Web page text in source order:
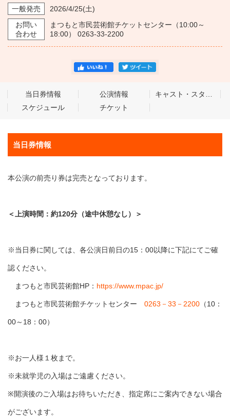
一般発売 2026/4/25(土)
お問い
合わせ
まつもと市民芸術館チケットセンター（10:00～
18:00） 0263-33-2200
当日券情報 公演情報
キャスト・スタッフ
スケジュール
チケット
当日券情報
本公演の前売り券は完売となっております。
＜上演時間：約120分（途中休憩なし）＞
※当日券に関しては、各公演日前日の15：00以降に下記にてご確
認ください。
まつもと市民芸術館HP： https://www.mpac.jp/
まつもと市民芸術館チケットセンター 0263－33－2200 （10：
00～18：00）
※お一人様１枚まで。
※未就学児の入場はご遠慮ください。
※開演後のご入場はお待ちいただき、指定席にご案内できない場合
がございます。